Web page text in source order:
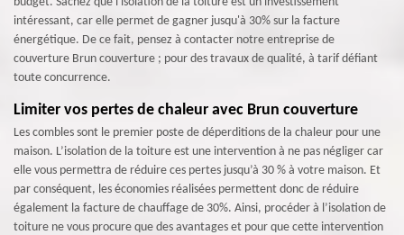
intéressant, car elle permet de gagner jusqu'à 30% sur la facture
énergétique. De ce fait, pensez à contacter notre entreprise de
couverture Brun couverture ; pour des travaux de qualité, à tarif défiant
toute concurrence.
Limiter vos pertes de chaleur avec Brun couverture
Les combles sont le premier poste de déperditions de la chaleur pour une
maison. L’isolation de la toiture est une intervention à ne pas négliger car
elle vous permettra de réduire ces pertes jusqu’à 30 % à votre maison. Et
par conséquent, les économies réalisées permettent donc de réduire
également la facture de chauffage de 30%. Ainsi, procéder à l’isolation de
toiture ne vous procure que des avantages et pour que cette intervention